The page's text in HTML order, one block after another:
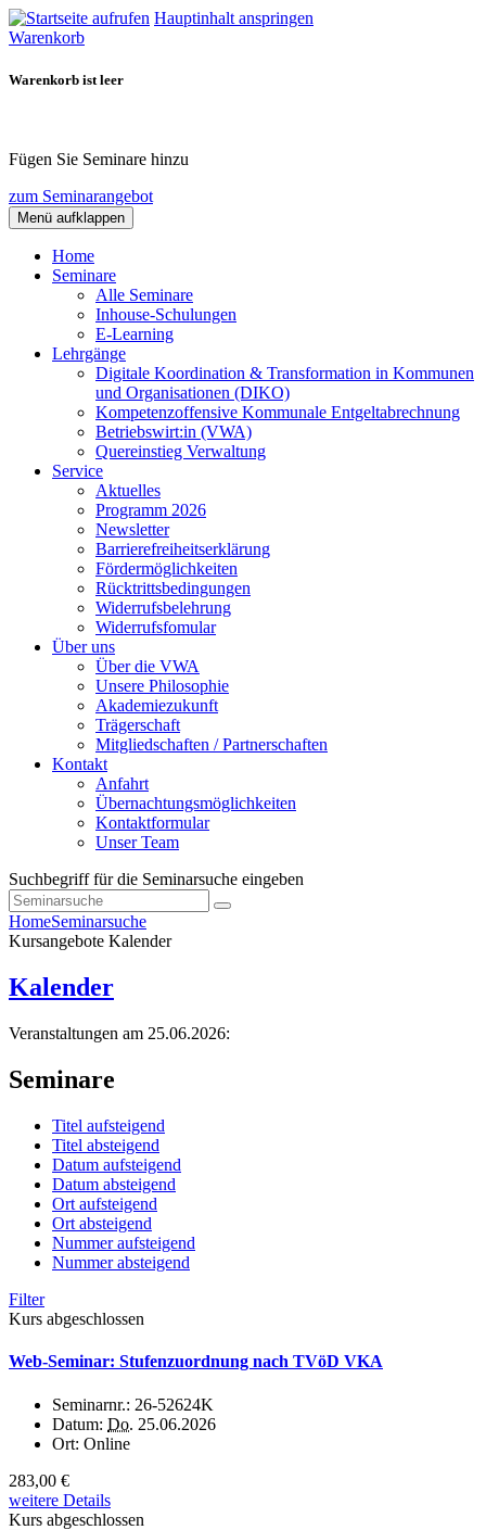
Hauptinhalt anspringen
Warenkorb
Warenkorb ist leer
Fügen Sie Seminare hinzu
zum Seminarangebot
Menü aufklappen
Home
Seminare
Alle Seminare
Inhouse-Schulungen
E-Learning
Lehrgänge
Digitale Koordination & Transformation in Kommunen
und Organisationen (DIKO)
Kompetenzoffensive Kommunale Entgeltabrechnung
Betriebswirt:in (VWA)
Quereinstieg Verwaltung
Service
Aktuelles
Programm 2026
Newsletter
Barrierefreiheitserklärung
Fördermöglichkeiten
Rücktrittsbedingungen
Widerrufsbelehrung
Widerrufsfomular
Über uns
Über die VWA
Unsere Philosophie
Akademiezukunft
Trägerschaft
Mitgliedschaften / Partnerschaften
Kontakt
Anfahrt
Übernachtungsmöglichkeiten
Kontaktformular
Unser Team
Suchbegriff für die Seminarsuche eingeben
HomeSeminarsuche
Kursangebote Kalender
Kalender
Veranstaltungen am 25.06.2026:
Seminare
Titel aufsteigend
Titel absteigend
Datum aufsteigend
Datum absteigend
Ort aufsteigend
Ort absteigend
Nummer aufsteigend
Nummer absteigend
Filter
Kurs abgeschlossen
Web-Seminar: Stufenzuordnung nach TVöD VKA
Seminarnr.: 26-52624K
Datum: Do. 25.06.2026
Ort: Online
283,00 €
weitere Details
Kurs abgeschlossen